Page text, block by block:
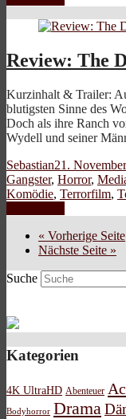
Review: The
Kurzinhalt & Trailer:
blutigsten Sinne des
Doch als ihre Ranch
Wydell und seiner
Sebastian21.
Gangster, Horror,
Komödie, Terrorfilm,
« Vorherige Seite
Nächste Seite »
Suche
Kategorien
4K UltraHD Abenteuer
Bodyhorror Drama